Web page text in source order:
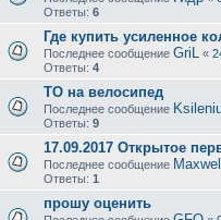
Ответы: 6
Где купить усиленное
Последнее сообщение GriL «
Ответы: 4
ТО на велосипед
Последнее сообщение
Ответы: 9
17.09.2017 Открытое
Последнее сообщение
Ответы: 1
прошу оценить